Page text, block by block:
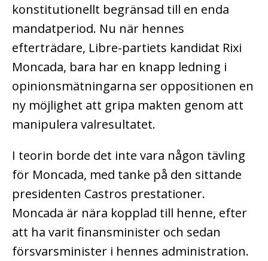
konstitutionellt begränsad till en enda
mandatperiod. Nu när hennes
efterträdare, Libre-partiets kandidat Rixi
Moncada, bara har en knapp ledning i
opinionsmätningarna ser oppositionen en
ny möjlighet att gripa makten genom att
manipulera valresultatet.
I teorin borde det inte vara någon tävling
för Moncada, med tanke på den sittande
presidenten Castros prestationer.
Moncada är nära kopplad till henne, efter
att ha varit finansminister och sedan
försvarsminister i hennes administration.